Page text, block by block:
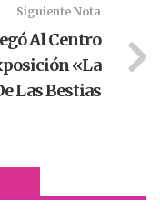
Siguiente Nota
Al Centro
«La
Las Bestias